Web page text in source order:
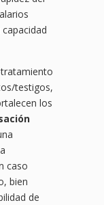
testigos,
los
caso
bien
de